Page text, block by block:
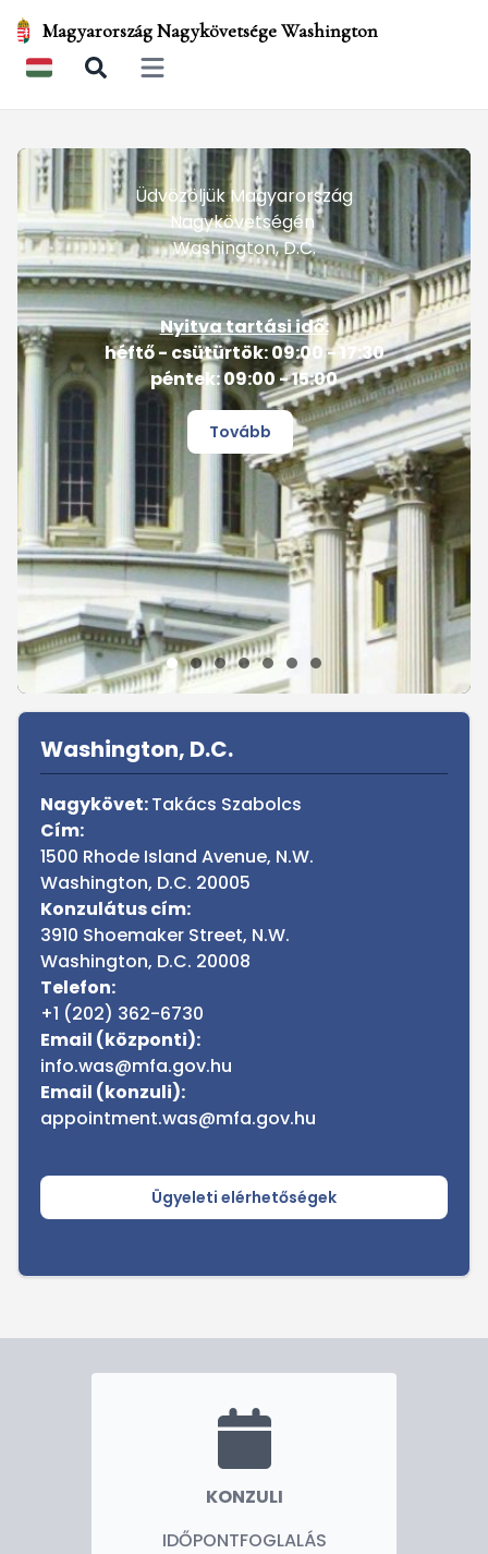
Magyarország Nagykövetsége Washington
Open main menu
Üdvözöljük Magyarország
Nagykövetségén
Washington, D.C.
Nyitva tartási idő:
héftő - csütürtök: 09:00 - 17:30
péntek: 09:00 - 15:00
Tovább
Sidebar
Washington, D.C.
Nagykövet:Takács Szabolcs
Cím:
1500 Rhode Island Avenue, N.W.
Washington, D.C. 20005
Konzulátus cím:
3910 Shoemaker Street, N.W.
Washington, D.C. 20008
Telefon:
+1 (202) 362-6730
Email (központi):
info.was@mfa.gov.hu
Email (konzuli):
appointment.was@mfa.gov.hu
Ügyeleti elérhetőségek
KONZULI
IDŐPONTFOGLALÁS